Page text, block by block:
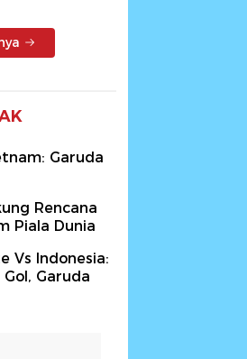
Garuda
Rencana
Piala Dunia
Vs Indonesia:
Garuda